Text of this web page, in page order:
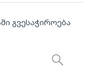
გვესაჭიროება